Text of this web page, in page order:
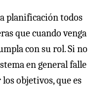
planificación todos
que cuando venga
con su rol. Si no
en general falle
objetivos, que es